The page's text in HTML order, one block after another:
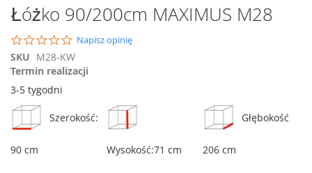
Przejdź
na
początek
galerii
Łóżko 90/200cm MAXIMUS M28
0.0
star
rating
Napisz opinię
SKU M28-KW
Termin realizacji
3-5 tygodni
Szerokość:
90 cm Wysokość:71 cm
Głębokość
206 cm